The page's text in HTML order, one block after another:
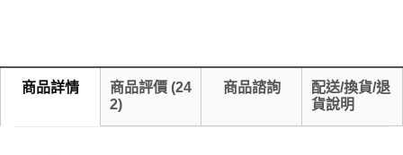
商品詳情 商品評價 (24
2)
商品諮詢
配送/換貨/退
貨說明